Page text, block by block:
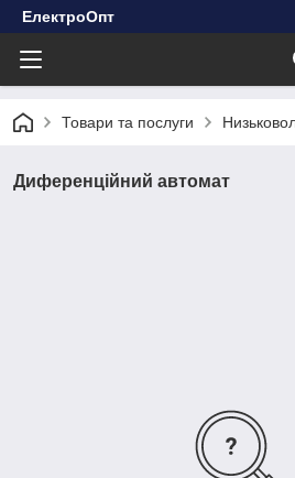
ЕлектроОпт
Товари та послуги
Диференційний автомат